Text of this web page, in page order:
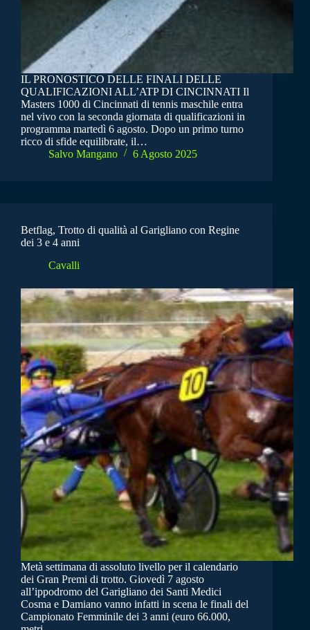
IL PRONOSTICO DELLE FINALI DELLE
QUALIFICAZIONI ALL’ATP DI CINCINNATI Il
Masters 1000 di Cincinnati di tennis maschile entra
nel vivo con la seconda giornata di qualificazioni in
programma martedì 6 agosto. Dopo un primo turno
ricco di sfide equilibrate, il…
Salvo Mangano
6 Agosto 2025
Betflag, Trotto di qualità al Garigliano con Regine
dei 3 e 4 anni
Cavalli
Metà settimana di assoluto livello per il calendario
dei Gran Premi di trotto. Giovedì 7 agosto
all’ippodromo del Garigliano dei Santi Medici
Cosma e Damiano vanno infatti in scena le finali del
Campionato Femminile dei 3 anni (euro 66.000,